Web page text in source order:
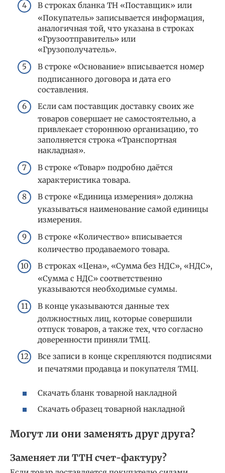
В строках бланка ТН «Поставщик» или
«Покупатель» записывается информация,
аналогичная той, что указана в строках
«Грузоотправитель» или
«Грузополучатель».
В строке «Основание» вписывается номер
подписанного договора и дата его
составления.
Если сам поставщик доставку своих же
товаров совершает не самостоятельно, а
привлекает стороннюю организацию, то
заполняется строка «Транспортная
накладная».
В строке «Товар» подробно даётся
характеристика товара.
В строке «Единица измерения» должна
указываться наименование самой единицы
измерения.
В строке «Количество» вписывается
количество продаваемого товара.
В строках «Цена», «Сумма без НДС», «НДС»,
«Сумма с НДС» соответственно
указываются необходимые суммы.
В конце указываются данные тех
должностных лиц, которые совершили
отпуск товаров, а также тех, что согласно
доверенности приняли ТМЦ.
Все записи в конце скрепляются подписями
и печатями продавца и покупателя ТМЦ.
Скачать бланк товарной накладной
Скачать образец товарной накладной
Могут ли они заменять друг друга?
Заменяет ли ТТН счет-фактуру?